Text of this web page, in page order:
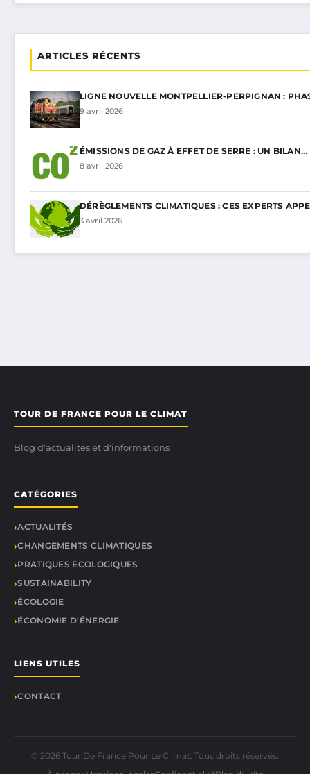
ARTICLES RÉCENTS
LIGNE NOUVELLE MONTPELLIER-PERPIGNAN :
9 avril 2026
ÉMISSIONS DE GAZ À EFFET DE SERRE : UN BILAN…
8 avril 2026
DÉRÈGLEMENTS CLIMATIQUES : CES EXPERTS
3 avril 2026
TOUR DE FRANCE POUR LE CLIMAT
Blog d'actualités et d'informations
CATÉGORIES
ACTUALITÉS
CHANGEMENTS CLIMATIQUES
PRATIQUES ÉCOLOGIQUES
SUSTAINABILITY
ÉCOLOGIE
ÉCONOMIE D'ÉNERGIE
LIENS UTILES
CONTACT
© 2026 Tour De France Pour Le Climat. Tous droits réservés.